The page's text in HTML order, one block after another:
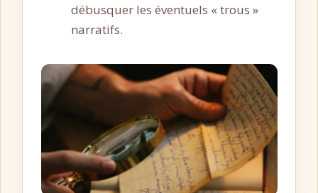
débusquer les éventuels « trous »
narratifs.